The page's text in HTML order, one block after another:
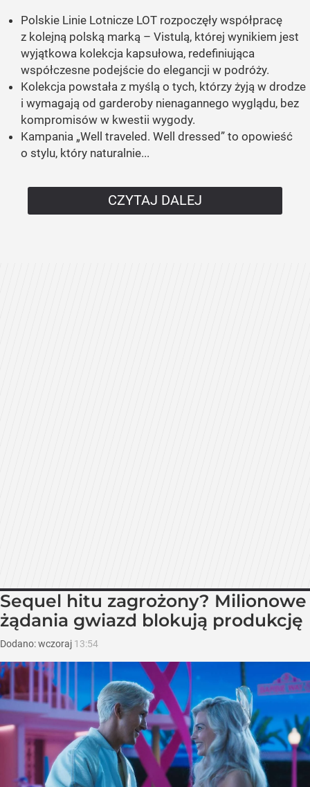
Polskie Linie Lotnicze LOT rozpoczęły współpracę
z kolejną polską marką – Vistulą, której wynikiem jest
wyjątkowa kolekcja kapsułowa, redefiniująca
współczesne podejście do elegancji w podróży.
Kolekcja powstała z myślą o tych, którzy żyją w drodze
i wymagają od garderoby nienagannego wyglądu, bez
kompromisów w kwestii wygody.
Kampania „Well traveled. Well dressed” to opowieść
o stylu, który naturalnie...
CZYTAJ DALEJ
Sequel hitu zagrożony? Milionowe
żądania gwiazd blokują produkcję
Dodano:wczoraj 13:54